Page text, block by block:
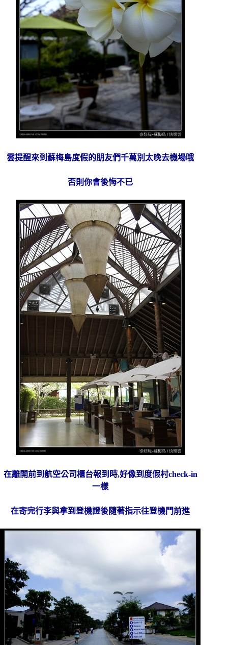
雲提醒來到蘇梅島度假的朋友們千萬別太晚去機場哦
否則你會後悔不已
在離開前到航空公司櫃台報到時,好像到度假村check-in
一樣
在寄完行李與拿到登機證後隨著指示往登機門前進